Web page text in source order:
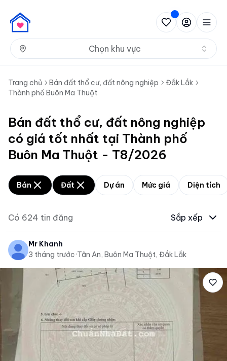
Chọn khu vực
Trang chủ Bán đất thổ cư, đất nông nghiệp
Đắk Lắk
Thành phố Buôn Ma Thuột
Bán đất thổ cư, đất nông nghiệp
có giá tốt nhất tại Thành phố
Buôn Ma Thuột - T8/2026
Bán Đất Dự án Mức giá Diện tích
Có 624 tin đăng Sắp xếp
Mr Khanh
3 tháng trước·Tân An, Buôn Ma Thuột, Đắk Lắk